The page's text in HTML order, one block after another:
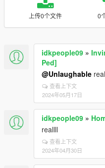
上传0个文件 0
idkpeople09 »
Ped]
@Unlaughable
查看上下文
2024年05月17日
idkpeople09 »
reallll
查看上下文
2024年04月30日